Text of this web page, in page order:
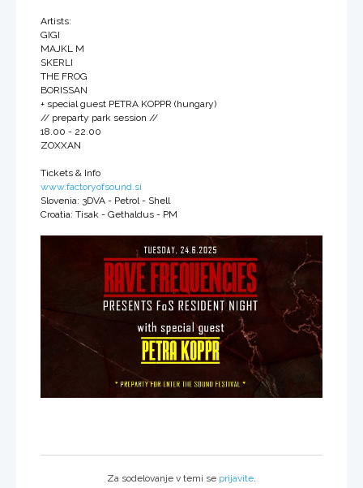
Artists:
GIGI
MAJKL M
SKERLI
THE FROG
BORISSAN
+ special guest PETRA KOPPR (hungary)
// preparty park session //
18.00 - 22.00
ZOXXAN
Tickets & Info
www.factoryofsound.si
Slovenia: 3DVA - Petrol - Shell
Croatia: Tisak - Gethaldus - PM
Za sodelovanje v temi se prijavite.